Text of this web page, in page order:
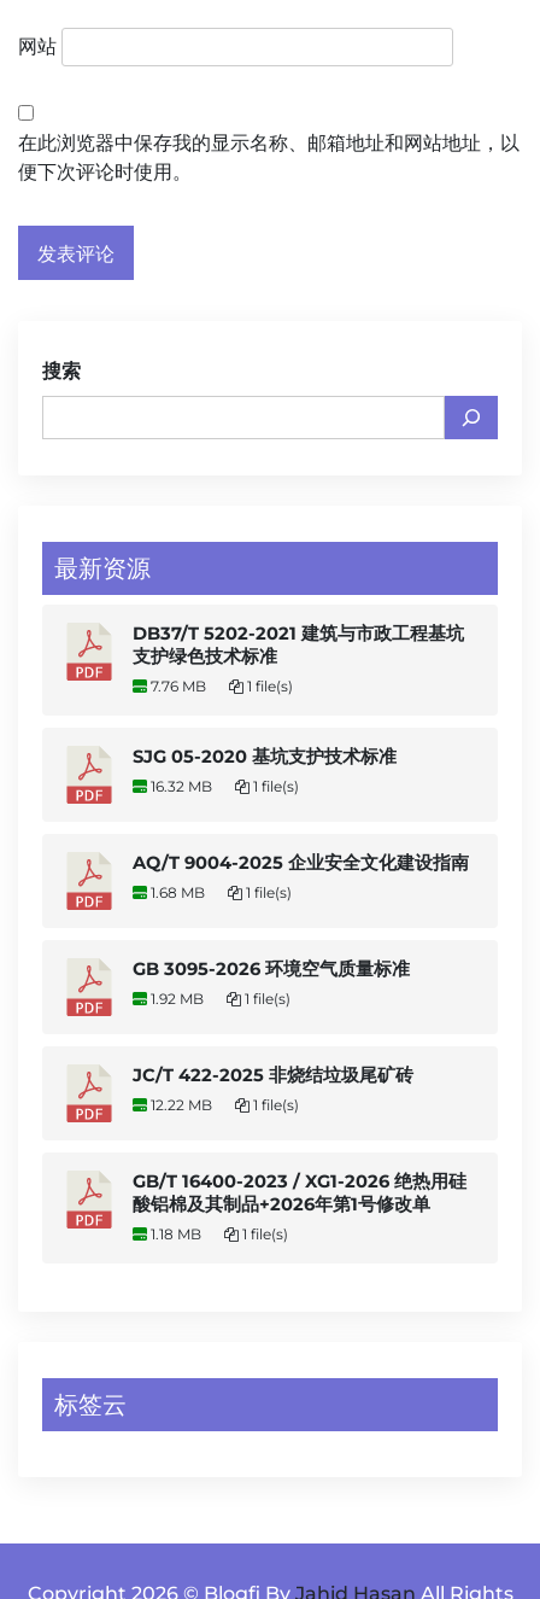
网站
在此浏览器中保存我的显示名称、邮箱地址和网站地址，以
便下次评论时使用。
搜索
最新资源
DB37/T 5202-2021 建筑与市政工程基坑
支护绿色技术标准
7.76 MB 1 file(s)
SJG 05-2020 基坑支护技术标准
16.32 MB 1 file(s)
AQ/T 9004-2025 企业安全文化建设指南
1.68 MB 1 file(s)
GB 3095-2026 环境空气质量标准
1.92 MB 1 file(s)
JC/T 422-2025 非烧结垃圾尾矿砖
12.22 MB 1 file(s)
GB/T 16400-2023 / XG1-2026 绝热用硅
酸铝棉及其制品+2026年第1号修改单
1.18 MB 1 file(s)
标签云
Copyright 2026 © Blogfi By Jahid Hasan All Rights